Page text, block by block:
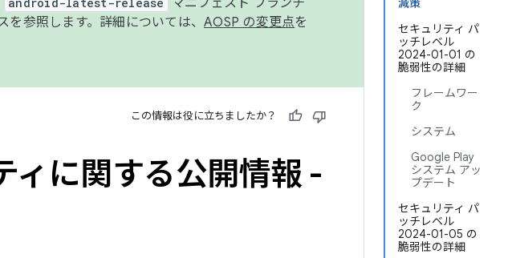
減策
セキュリティ パ
ッチレベル
2024-01-01 の
脆弱性の詳細
フレームワー
ク
システム
Google Play
システム アッ
プデート
セキュリティ パ
ッチレベル
2024-01-05 の
脆弱性の詳細
マニフェスト ブランチ
参照します。詳細については、 AOSP の変更点を
この情報は役に立ちましたか？
に関する公開情報 -